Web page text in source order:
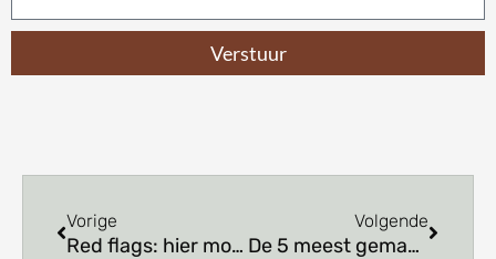
Verstuur
Vorige
Red flags: hier moet je op letten wanneer je gaat samenwerken met een klant
Volgende
De 5 meest gemaakte fouten als virtual assistant